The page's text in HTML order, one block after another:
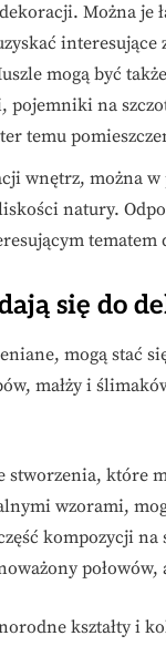
Można je
interesujące
mogą być
na
temu
wnętrz, można
natury.
tematem
się do
mogą stać
małży i
które
wzorami,
kompozycji
kształty i